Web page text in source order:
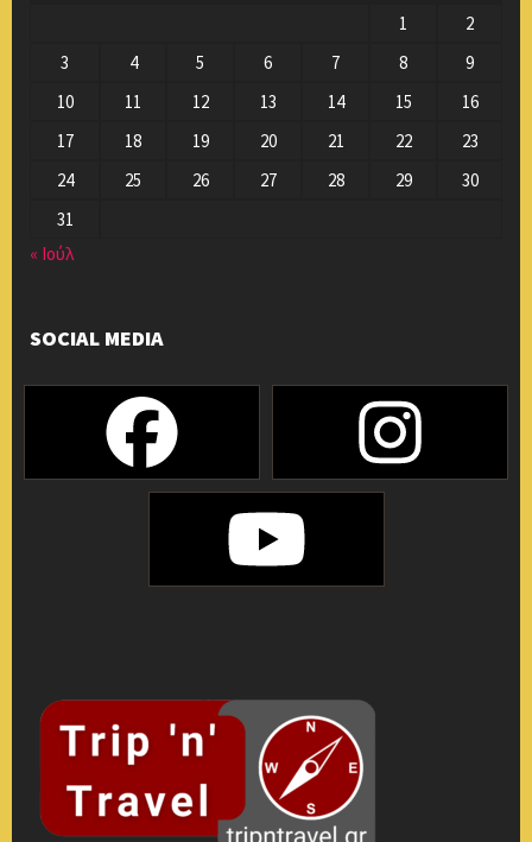
1
2
3
4 5 6 7 8
9
10
11 12 13 14 15
16
17
18 19 20 21 22
23
24
25 26 27 28 29
30
31
« Ιούλ
SOCIAL MEDIA